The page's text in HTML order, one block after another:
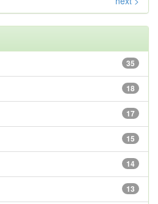
35
18
17
15
14
13